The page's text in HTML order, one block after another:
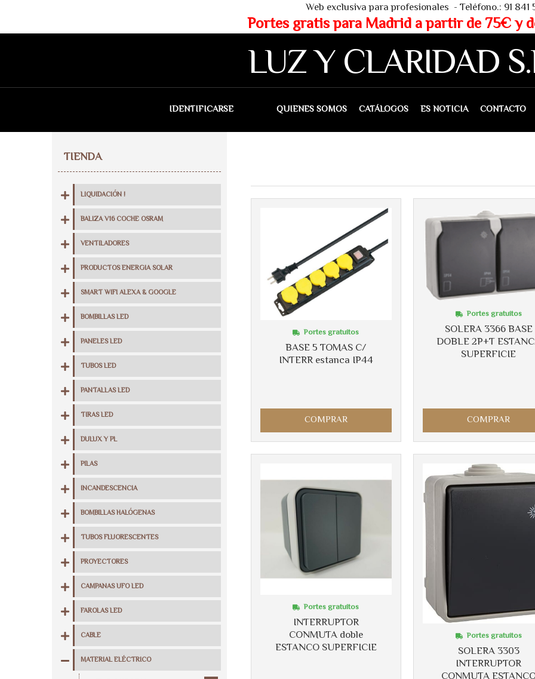
Web exclusiva para profesionales - Teléfono.: 91 841 53 80 -
Portes gratis para Madrid a partir de 75€ y de 150€
LUZ Y CLARIDAD
IDENTIFICARSE QUIENES SOMOS CATÁLOGOS ES NOTICIA CONTACTO
TIENDA
LIQUIDACIÓN !
BALIZA V16 COCHE OSRAM
VENTILADORES
PRODUCTOS ENERGIA SOLAR
SMART WIFI ALEXA & GOOGLE
BOMBILLAS LED
PANELES LED
TUBOS LED
PANTALLAS LED
TIRAS LED
DULUX Y PL
PILAS
INCANDESCENCIA
BOMBILLAS HALÓGENAS
TUBOS FLUORESCENTES
PROYECTORES
CAMPANAS UFO LED
FAROLAS LED
CABLE
MATERIAL ELÉCTRICO
BASE 5 TOMAS C/
INTERR estanca IP44
Portes gratuitos
COMPRAR
SOLERA 3366 BASE
DOBLE 2P+T
SUPERFICIE
Portes gratuitos
COMPRAR
INTERRUPTOR
CONMUTA doble
ESTANCO SUPERFICIE
Portes gratuitos
SOLERA 3303
INTERRUPTOR
Portes gratuitos
Más info